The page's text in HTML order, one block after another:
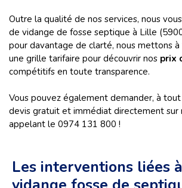
Outre la qualité de nos services, nous
de vidange de fosse septique à Lille
pour davantage de clarté, nous mettons
une grille tarifaire pour découvrir nos prix
compétitifs en toute transparence.
Vous pouvez également demander, à
devis gratuit et immédiat directement sur
appelant le 0974 131 800 !
Les interventions liées